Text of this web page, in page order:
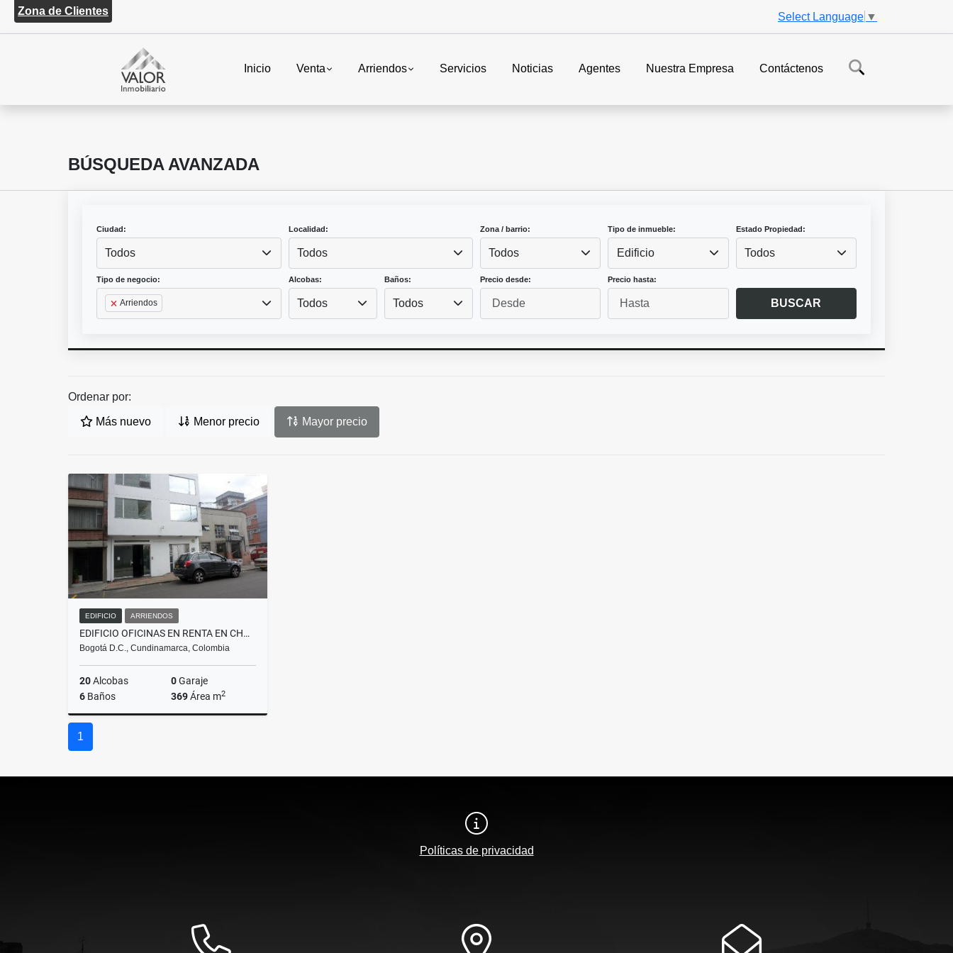
Zona de Clientes Select Language ▼
Inicio Venta Arriendos Servicios Noticias Agentes Nuestra Empresa Contáctenos
BÚSQUEDA AVANZADA
Ciudad:
Todos
Localidad:
Todos
Zona / barrio:
Todos
Tipo de inmueble:
Edificio
Estado Propiedad:
Todos
Tipo de negocio:
Arriendos
Alcobas:
Todos
Baños:
Todos
Precio desde: Precio hasta:
BUSCAR
Ordenar por:
Más nuevo Menor precio Mayor precio
EDIFICIO ARRIENDOS
EDIFICIO OFICINAS EN RENTA EN CHAPINERO NORTE
Bogotá D.C., Cundinamarca, Colombia
20Alcobas 0Garaje
6 Baños 369Área m2
1
Políticas de privacidad